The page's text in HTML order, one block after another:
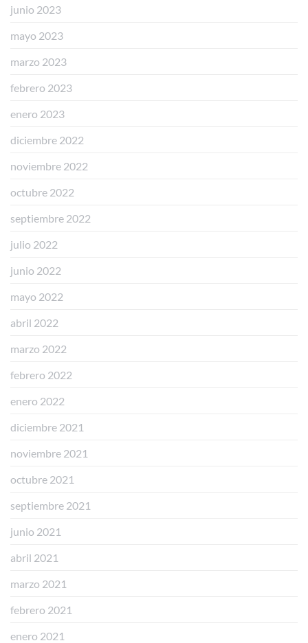
junio 2023
mayo 2023
marzo 2023
febrero 2023
enero 2023
diciembre 2022
noviembre 2022
octubre 2022
septiembre 2022
julio 2022
junio 2022
mayo 2022
abril 2022
marzo 2022
febrero 2022
enero 2022
diciembre 2021
noviembre 2021
octubre 2021
septiembre 2021
junio 2021
abril 2021
marzo 2021
febrero 2021
enero 2021